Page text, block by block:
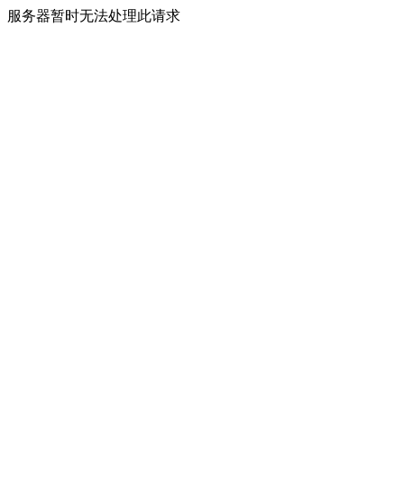
服务器暂时无法处理此请求